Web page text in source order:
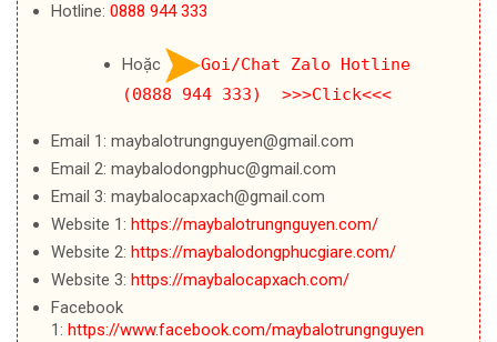
Hotline: 0888 944 333
Hoặc
Goi/Chat Zalo Hotline
(0888 944 333) >>>Click<<<
Email 1: maybalotrungnguyen@gmail.com
Email 2: maybalodongphuc@gmail.com
Email 3: maybalocapxach@gmail.com
Website 1: https://maybalotrungnguyen.com/
Website 2: https://maybalodongphucgiare.com/
Website 3: https://maybalocapxach.com/
Facebook
1: https://www.facebook.com/maybalotrungnguyen